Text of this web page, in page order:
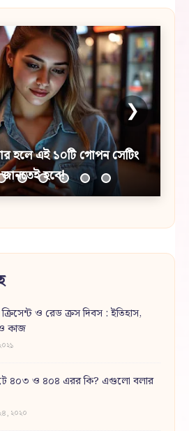
হলে এই ১০টি গোপন সেটিং
জানতেই হবে!
❯
ক্রিসেন্ট ও রেড ক্রস দিবস : ইতিহাস,
কাজ
৪০৩ ও ৪০৪ এরর কি? এগুলো বলার
২০২০